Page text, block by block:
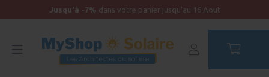
Jusqu'à -7% dans votre panier jusqu'au 16 Aout